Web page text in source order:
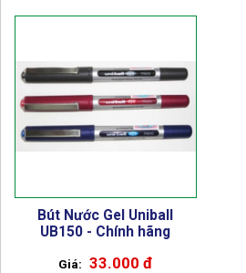
Bút Nước Gel Uniball
UB150 - Chính hãng
33.000 đ